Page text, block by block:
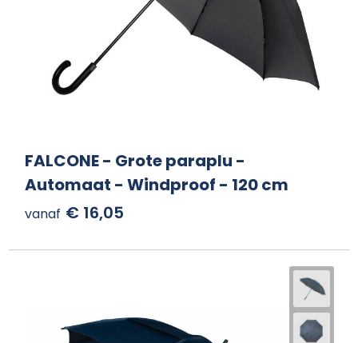
FALCONE - Grote paraplu -
Automaat - Windproof - 120 cm
vanaf € 16,05